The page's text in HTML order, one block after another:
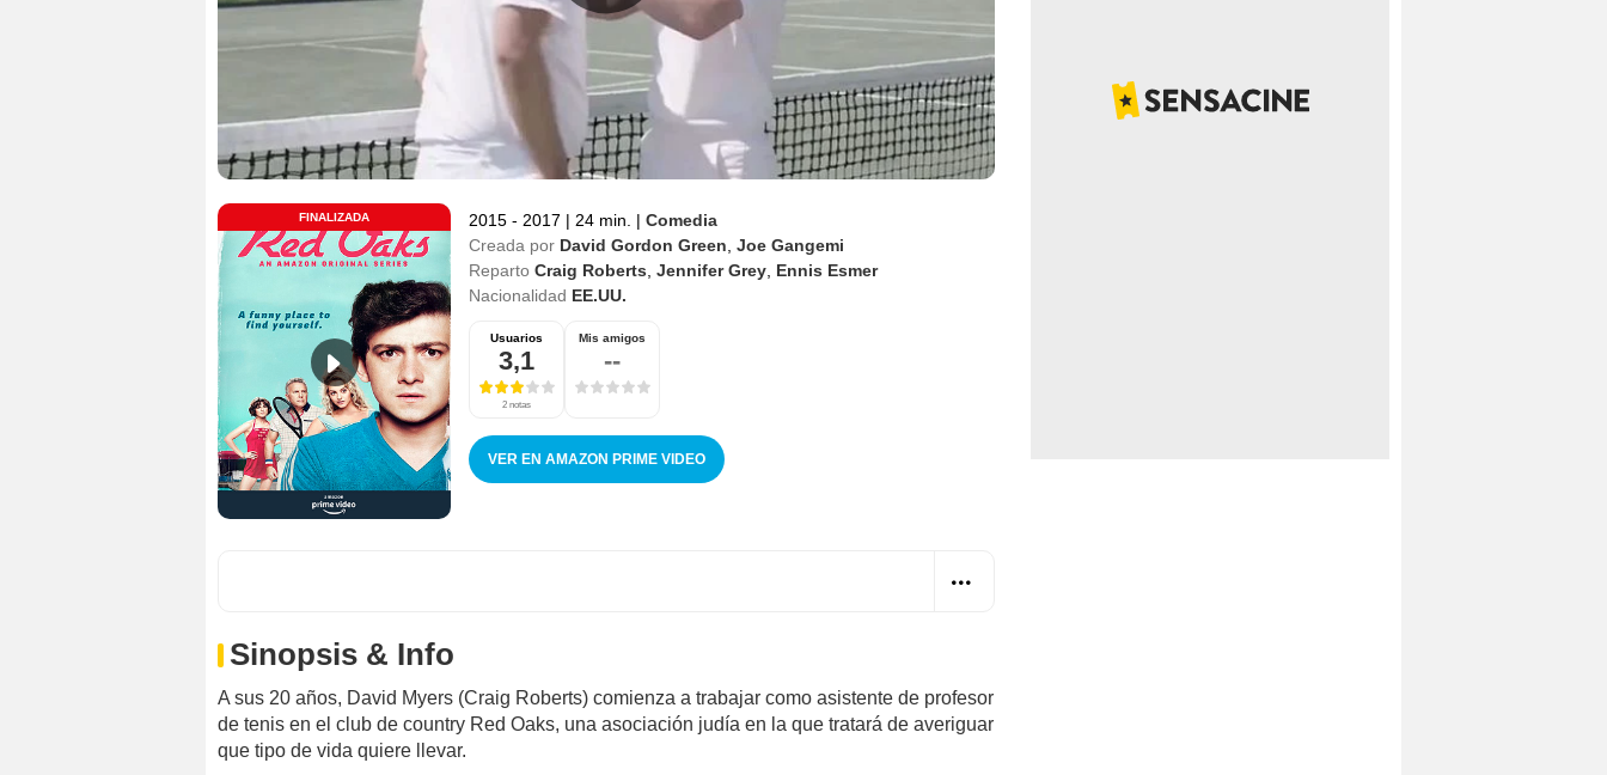
FINALIZADA 2015 - 2017 | 24 min. | Comedia
Creada por David Gordon Green Joe Gangemi
Reparto Craig Roberts Jennifer Grey Ennis Esmer
Nacionalidad EE.UU.
Usuarios
3,1
2 notas
Mis amigos
--
VER EN AMAZON PRIME VIDEO
Sinopsis & Info
A sus 20 años, David Myers (Craig Roberts) comienza a trabajar como asistente de profesor
de tenis en el club de country Red Oaks, una asociación judía en la que tratará de averiguar
que tipo de vida quiere llevar.